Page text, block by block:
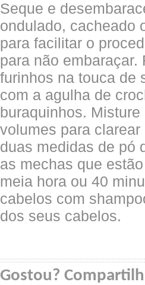
Seque e
ondulado, cacheado
para facilitar o
para não
furinhos na touca de
com a agulha de
buraquinhos.
volumes para
duas medidas de pó
as mechas que
meia hora ou 40
cabelos com
dos seus cabelos.
Gostou?